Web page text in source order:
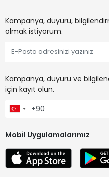
Kampanya, duyuru,
olmak istiyorum.
Kampanya, duyuru ve
için kayıt olun.
Mobil Uygulamalarımız